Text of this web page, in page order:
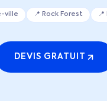
ville 📍 Rock Forest 📍
DEVIS GRATUIT